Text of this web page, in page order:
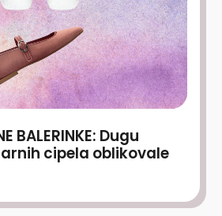
BALERINKE: Dugu
cipela oblikovale